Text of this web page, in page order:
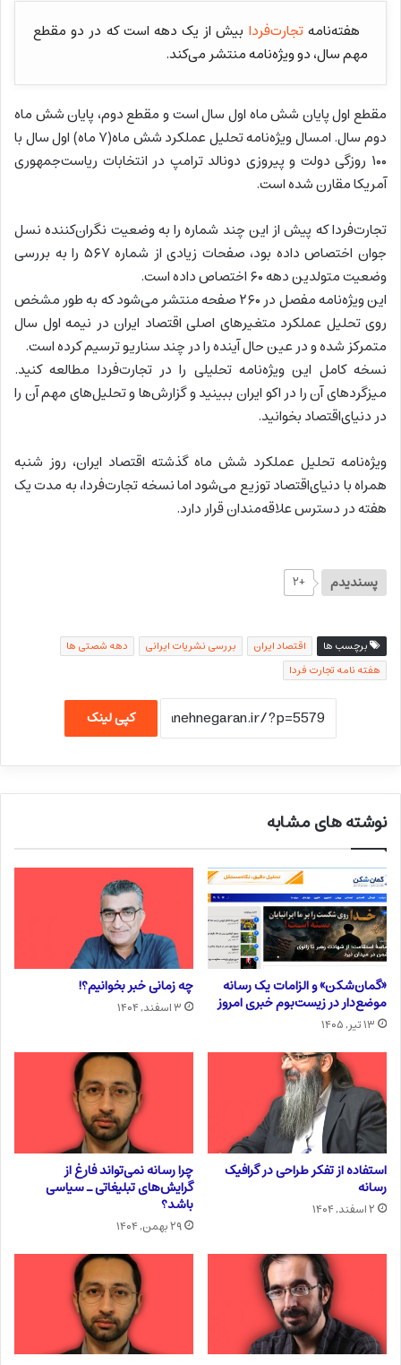
هفته‌نامهتجارت‌فردا بیش از یک دهه است که در دو مقطع
مهم سال، دو ویژه‌نامه منتشر می‌کند.
مقطع اول پایان شش ماه اول سال است و مقطع دوم، پایان شش ماه
دوم سال. امسال ویژه‌نامه تحلیل عملکرد شش ماه(۷ ماه) اول سال با
۱۰۰ روزگی دولت و پیروزی دونالد ترامپ در انتخابات ریاست‌جمهوری
آمریکا مقارن شده است.
تجارت‌فردا که پیش از این چند شماره را به وضعیت نگران‌کننده نسل‌
جوان اختصاص داده بود، صفحات زیادی از شماره ۵۶۷ را به بررسی
وضعیت متولدین دهه ۶۰ اختصاص داده است.
این ویژه‌نامه مفصل در ۲۶۰ صفحه منتشر می‌شود که به طور مشخص
روی تحلیل عملکرد متغیرهای اصلی اقتصاد ایران در نیمه اول سال
متمرکز شده و در عین حال آینده را در چند سناریو ترسیم کرده است.
نسخه کامل این ویژه‌نامه تحلیلی را در تجارت‌فردا مطالعه کنید.
میزگردهای آن را در اکو ایران ببینید و گزارش‌ها و تحلیل‌های مهم آن را
در دنیای‌اقتصاد بخوانید.
ویژه‌نامه تحلیل عملکرد شش ماه گذشته اقتصاد ایران، روز شنبه
همراه با دنیای‌اقتصاد توزیع می‌شود اما نسخه تجارت‌فردا، به مدت یک
هفته در دسترس علاقه‌مندان قرار دارد.
پسندیدم +۲
برچسب ها اقتصاد ایران بررسی نشریات ایرانی
دهه شصتی ها
هفته نامه تجارت فردا
کپی لینک
نوشته های مشابه
«گمان‌شکن» و الزامات یک رسانه
موضع‌دار در زیست‌بوم خبری امروز
۱۳ تیر, ۱۴۰۵
چه زمانی خبر بخوانیم؟!
۳ اسفند, ۱۴۰۴
استفاده از تفکر طراحی در گرافیک
رسانه
۲ اسفند, ۱۴۰۴
چرا رسانه نمی‌تواند فارغ از
گرایش‌های تبلیغاتی ـ سیاسی
باشد؟
۲۹ بهمن, ۱۴۰۴